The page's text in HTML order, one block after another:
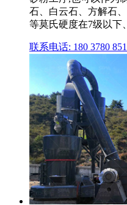
石、白云石、方解石
等莫氏硬度在7级以下
联系电话: 180 3780